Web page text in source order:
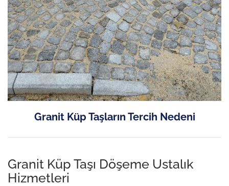
Granit Küp Taşların Tercih Nedeni
Granit Küp Taşı Döşeme Ustalık
Hizmetleri